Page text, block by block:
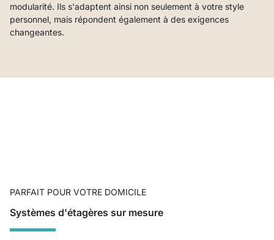
modularité. Ils s'adaptent ainsi non seulement à votre style
personnel, mais répondent également à des exigences
changeantes.
PARFAIT POUR VOTRE DOMICILE
Systèmes d'étagères sur mesure